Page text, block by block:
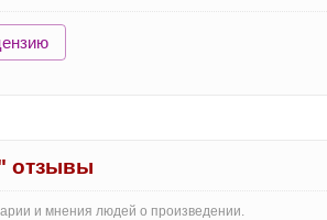
отзывы
и мнения людей о произведении.